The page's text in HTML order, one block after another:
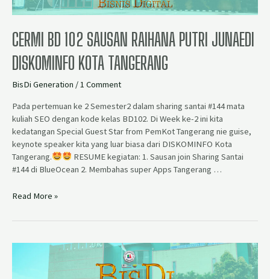
CERMI BD 102 SAUSAN RAIHANA PUTRI JUNAEDI
DISKOMINFO KOTA TANGERANG
BisDi Generation /1 Comment
Pada pertemuan ke 2 Semester2 dalam sharing santai #144 mata
kuliah SEO dengan kode kelas BD102. Di Week ke-2 ini kita
kedatangan Special Guest Star from PemKot Tangerang nie guise,
keynote speaker kita yang luar biasa dari DISKOMINFO Kota
Tangerang.
RESUME kegiatan: 1. Sausan join Sharing Santai
#144 di BlueOcean 2. Membahas super Apps Tangerang …
Read More »